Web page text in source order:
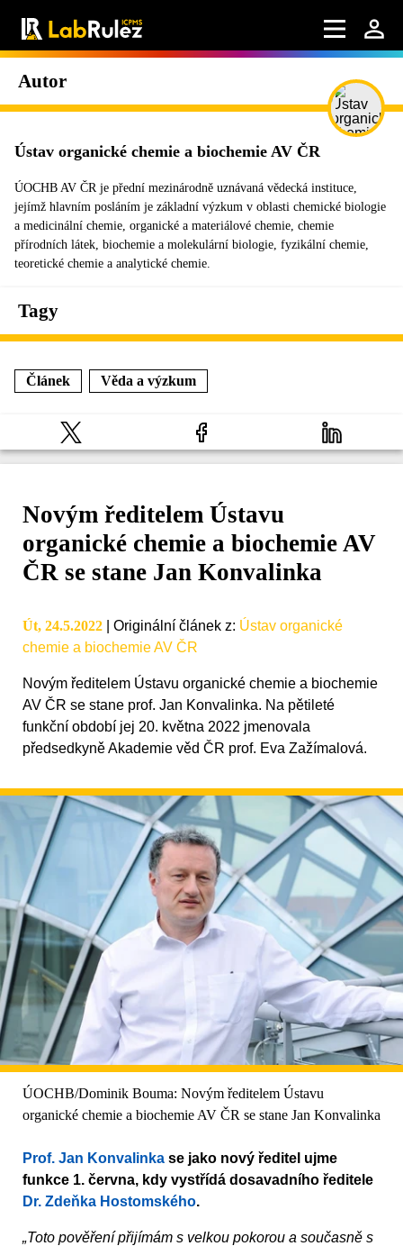
Autor
Ústav organické chemie a biochemie AV ČR
ÚOCHB AV ČR je přední mezinárodně uznávaná vědecká instituce,
jejímž hlavním posláním je základní výzkum v oblasti chemické biologie
a medicinální chemie, organické a materiálové chemie, chemie
přírodních látek, biochemie a molekulární biologie, fyzikální chemie,
teoretické chemie a analytické chemie.
Tagy
Článek Věda a výzkum
Novým ředitelem Ústavu
organické chemie a biochemie AV
ČR se stane Jan Konvalinka
Út, 24.5.2022 Originální článek z: Ústav organické
chemie a biochemie AV ČR
Novým ředitelem Ústavu organické chemie a biochemie
AV ČR se stane prof. Jan Konvalinka. Na pětileté
funkční období jej 20. května 2022 jmenovala
předsedkyně Akademie věd ČR prof. Eva Zažímalová.
ÚOCHB/Dominik Bouma: Novým ředitelem Ústavu
organické chemie a biochemie AV ČR se stane Jan Konvalinka
Prof. Jan Konvalinka se jako nový ředitel ujme
funkce 1. června, kdy vystřídá dosavadního ředitele
Dr. Zdeňka Hostomského.
„Toto pověření přijímám s velkou pokorou a současně s